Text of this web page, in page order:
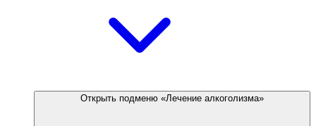
Открыть подменю «Лечение алкоголизма»